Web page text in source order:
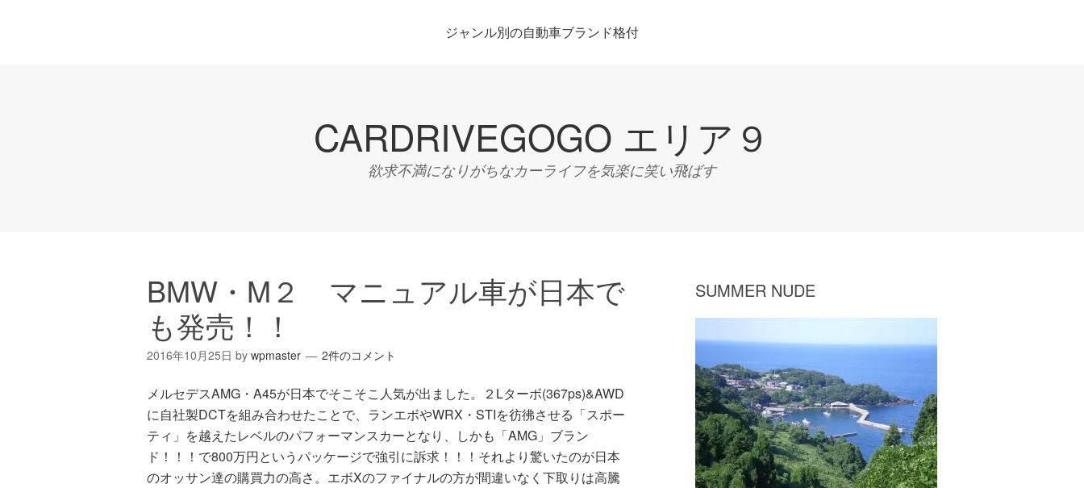
ジャンル別の自動車ブランド格付
CARDRIVEGOGO エリア９
欲求不満になりがちなカーライフを気楽に笑い飛ばす
BMW・M２ マニュアル車が日本で
も発売！！
2016年10月25日 by wpmaster 2件のコメント
メルセデスAMG・A45が日本でそこそこ人気が出ました。２Lターボ(367ps)&AWD
に自社製DCTを組み合わせたことで、ランエボやWRX・STIを彷彿させる「スポー
ティ」を越えたレベルのパフォーマンスカーとなり、しかも「AMG」ブラン
ド！！！で800万円というパッケージで強引に訴求！！！それより驚いたのが日本
のオッサン達の購買力の高さ。エボXのファイナルの方が間違いなく下取りは高騰
SUMMER NUDE